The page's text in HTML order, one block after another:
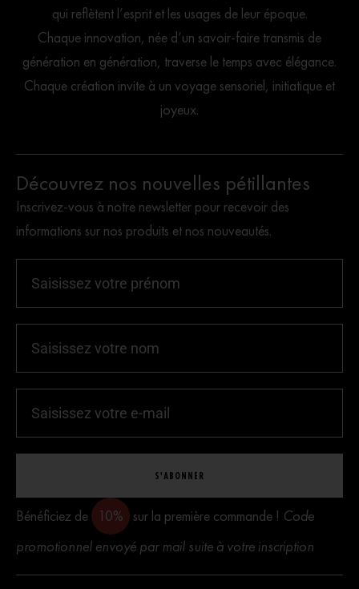
qui reflètent l’esprit et les usages de leur époque.
Chaque innovation, née d’un savoir-faire transmis de
génération en génération, traverse le temps avec élégance.
Chaque création invite à un voyage sensoriel, initiatique et
joyeux.
Découvrez nos nouvelles pétillantes
Inscrivez-vous à notre newsletter pour recevoir des
informations sur nos produits et nos nouveautés.
S'ABONNER
Bénéficiez de 10% sur la première commande ! Code
promotionnel envoyé par mail suite à votre inscription